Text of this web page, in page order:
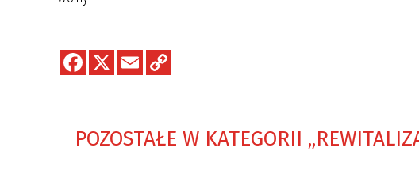
POZOSTAŁE W KATEGORII